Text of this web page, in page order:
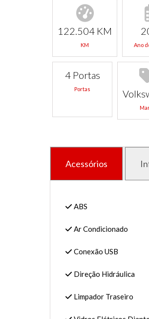
122.504 KM
KM Ano
4 Portas
Portas
Acessórios
ABS
Ar Condicionado
Conexão USB
Direção Hidráulica
Limpador Traseiro